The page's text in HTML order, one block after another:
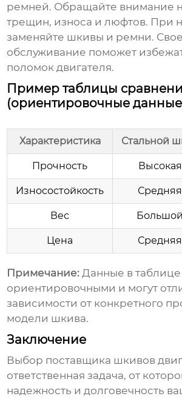
ремней. Обращайте внимание
трещин, износа и люфтов. При
заменяйте шкивы и ремни.
обслуживание поможет
поломок двигателя.
Пример таблицы
(ориентировочные
Характеристика Стальной
Прочность Высокая
Износостойкость Средняя
Вес Большой
Цена Средняя
Примечание: Данные в таблице
ориентировочными и могут
зависимости от конкретного
модели шкива.
Заключение
Выбор поставщика шкивов
ответственная задача, от
надежность и долговечность